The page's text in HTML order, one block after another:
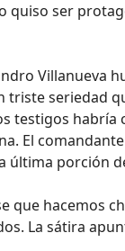
quiso ser
Villanueva
seriedad
testigos habría
El
última porción
que hacemos
La sátira